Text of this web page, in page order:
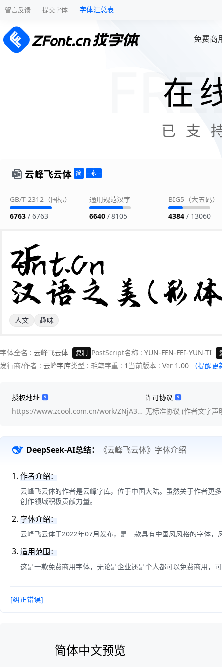
留言反馈 提交字体 字体汇总表
免费商
在
已支
云峰飞云体
GB/T 2312（国标）
6763 / 6763
通用规范汉字
6640 / 8105
BIG5（大五码）
4384 / 13060
ZFont.cn
汉语之美(形
人文 趣味
字体全名 : 云峰飞云体 复制 PostScript名称 : YUN-FEN-FEI-YUN-TI
发行商/作者 : 云峰字库类型 : 毛笔字重 : 1 当前版本 : Ver 1.00 （提醒更
授权地址
https://www.zcool.com.cn/work/ZNjA3…
许可协议
无标准协议 (作者文字声
DeepSeek-AI总结： 《云峰飞云体》字体介绍
作者介绍：
云峰飞云体的作者是云峰字库，位于中国大陆。虽然关于作者更
创作领域积极贡献力量。
字体介绍：
云峰飞云体于2022年07月发布，是一款具有中国风风格的字体
适用范围：
这是一款免费商用字体，无论是企业还是个人都可以免费商用，
[纠正错误]
简体中文预览